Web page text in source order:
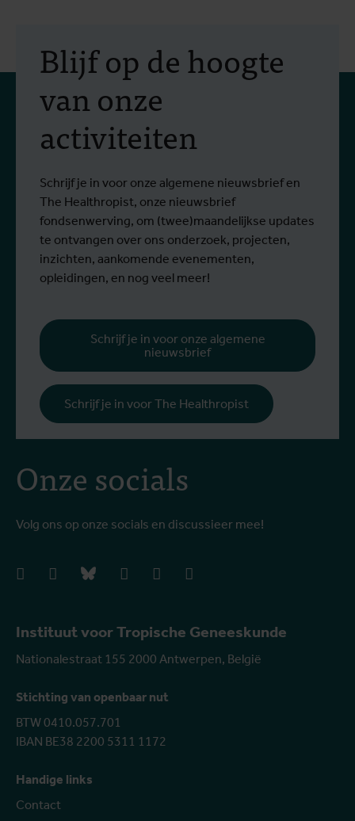
Instituut voor Tropische Geneeskunde
Nationalestraat 155 2000 Antwerpen, België
Stichting van openbaar nut
BTW 0410.057.701
IBAN BE38 2200 5311 1172
Handige links
Contact
Onze socials
Volg ons op onze socials en discussieer mee!
instagrambluesky
Blijf op de hoogte
van onze
activiteiten
Schrijf je in voor onze algemene nieuwsbrief en
The Healthropist, onze nieuwsbrief
fondsenwerving, om (twee)maandelijkse updates
te ontvangen over ons onderzoek, projecten,
inzichten, aankomende evenementen,
opleidingen, en nog veel meer!
Schrijf je in voor onze algemene
nieuwsbrief
Schrijf je in voor The Healthropist